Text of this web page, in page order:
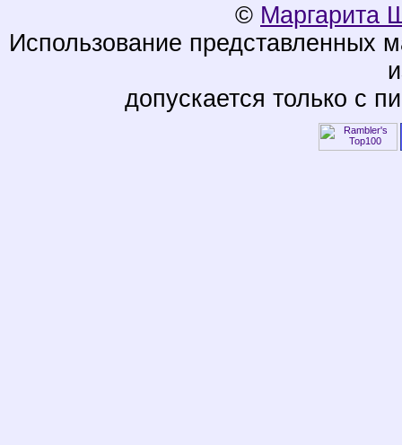
© Маргарита
Использование представленных
допускается только с